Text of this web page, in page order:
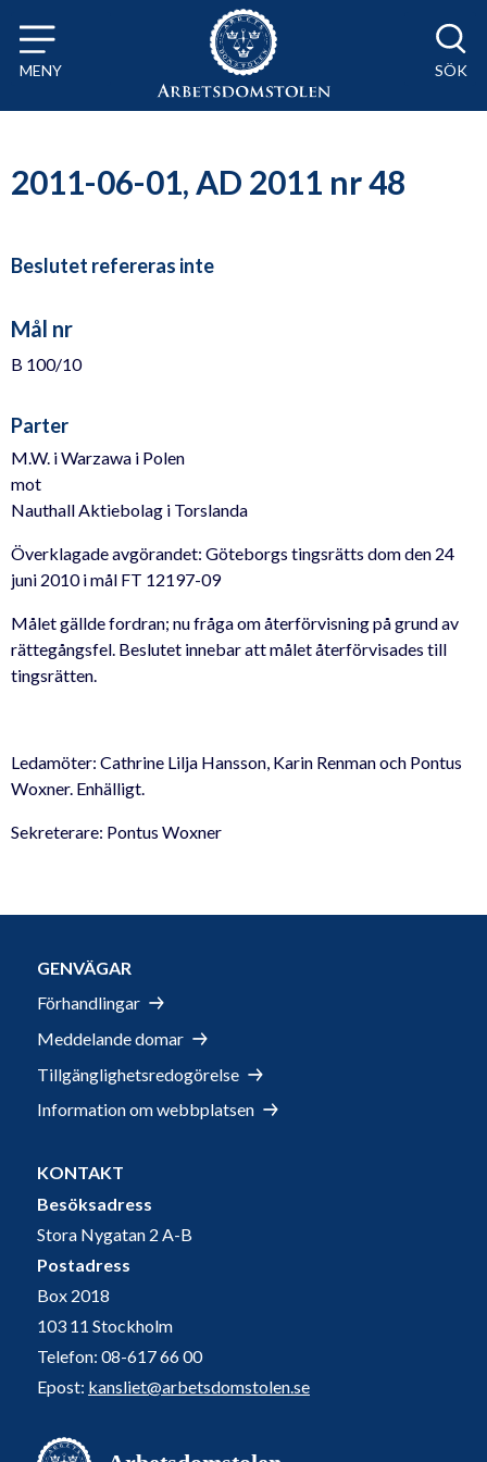
Till innehåll på sidan x
MENY SÖK
2011-06-01, AD 2011 nr 48
Beslutet refereras inte
Mål nr
B 100/10
Parter
M.W. i Warzawa i Polen
mot
Nauthall Aktiebolag i Torslanda
Överklagade avgörandet: Göteborgs tingsrätts dom den 24
juni 2010 i mål FT 12197-09
Målet gällde fordran; nu fråga om återförvisning på grund av
rättegångsfel. Beslutet innebar att målet återförvisades till
tingsrätten.
Ledamöter: Cathrine Lilja Hansson, Karin Renman och Pontus
Woxner. Enhälligt.
Sekreterare: Pontus Woxner
GENVÄGAR
Förhandlingar
Meddelande domar
Tillgänglighetsredogörelse
Information om webbplatsen
KONTAKT
Besöksadress
Stora Nygatan 2 A-B
Postadress
Box 2018
103 11 Stockholm
Telefon: 08-617 66 00
Epost: kansliet@arbetsdomstolen.se